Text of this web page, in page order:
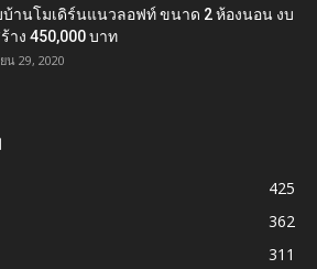
านโมเดิร์นแนวลอฟท์ ขนาด 2 ห้องนอน งบ
าง 450,000 บาท
น 29, 2020
425
362
311